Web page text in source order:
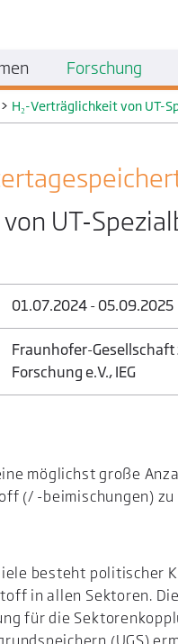
> H₂-Verträglichkeit von UT-
UT-
01.07.2024 - 05.09.2025
Fraunhofer-
Forschung e.V., IEG
möglichst große
(/ -beimischungen)
besteht politischer
in allen Sektoren.
für die
Forschung